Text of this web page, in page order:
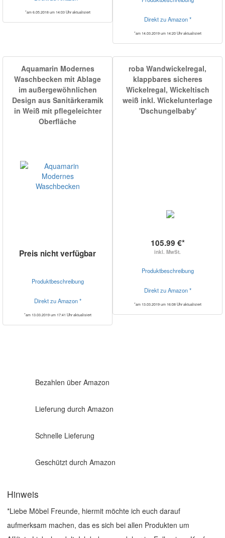
*am 6.05.2018 um 14:03 Uhr aktualisiert
Direkt zu Amazon *
*am 14.03.2019 um 14:20 Uhr aktualisiert
Aquamarin Modernes
Waschbecken mit Ablage
im außergewöhnlichen
Design aus Sanitärkeramik
in Weiß mit pflegeleichter
Oberfläche
Preis nicht verfügbar
Produktbeschreibung
Direkt zu Amazon *
*am 13.03.2019 um 17:41 Uhr aktualisiert
roba Wandwickelregal,
klappbares sicheres
Wickelregal, Wickeltisch
weiß inkl. Wickelunterlage
'Dschungelbaby'
105.99 €*
inkl. MwSt.
Produktbeschreibung
Direkt zu Amazon *
*am 13.03.2019 um 16:08 Uhr aktualisiert
Bezahlen über Amazon
Lieferung durch Amazon
Schnelle Lieferung
Geschützt durch Amazon
Hinweis
*Liebe Möbel Freunde, hiermit möchte ich euch darauf
aufmerksam machen, das es sich bei allen Produkten um